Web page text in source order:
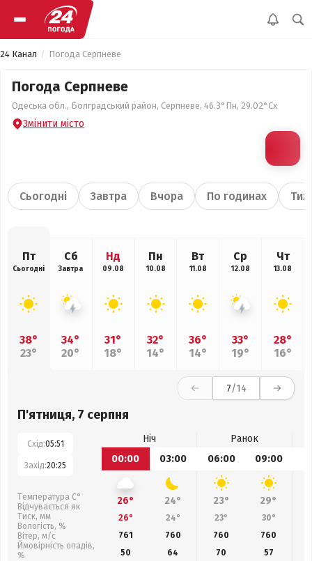
24 Канал Погода Серпневе
Погода Серпневе
Одеська обл., Болградський район, Серпневе, 46.3°Пн, 29.02°Сх
Змінити місто
Сьогодні Завтра Вчора По годинах
Пт
Сьогодні
38°
23°
Сб
Завтра
34°
20°
Нд
09.08
31°
18°
Пн
10.08
32°
14°
Вт
11.08
36°
14°
Ср
12.08
33°
19°
Чт
13.08
28°
16°
7/14
П'ятниця, 7 серпня
Схід:05:51
Захід:20:25
Температура С°
Відчувається як
Тиск, мм
Вологість, %
Вітер, м/с
Ймовірність опадів,
%
Ніч
Ранок
00:00
03:00 06:00 09:00
26° 24° 23° 29°
26° 24° 23° 30°
761
760 760 760
50
64 70 57